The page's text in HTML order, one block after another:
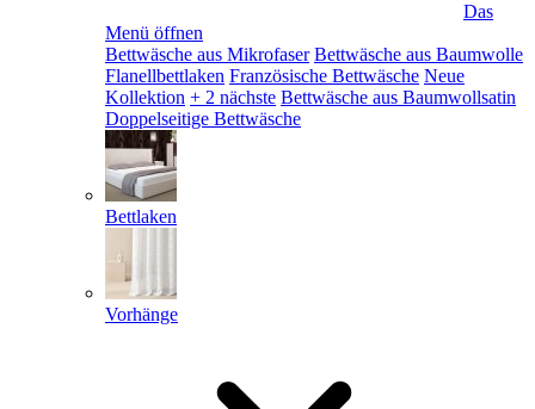
Das
Menü öffnen
Bettwäsche aus Mikrofaser Bettwäsche aus Baumwolle
Flanellbettlaken Französische Bettwäsche Neue
Kollektion + 2 nächste Bettwäsche aus Baumwollsatin
Doppelseitige Bettwäsche
Bettlaken
Vorhänge